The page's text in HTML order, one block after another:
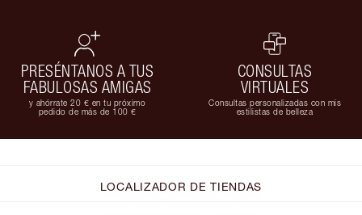
PRESÉNTANOS A TUS
FABULOSAS AMIGAS
y ahórrate 20 € en tu próximo
pedido de más de 100 €
CONSULTAS
VIRTUALES
Consultas personalizadas con mis
estilistas de belleza
LOCALIZADOR DE TIENDAS